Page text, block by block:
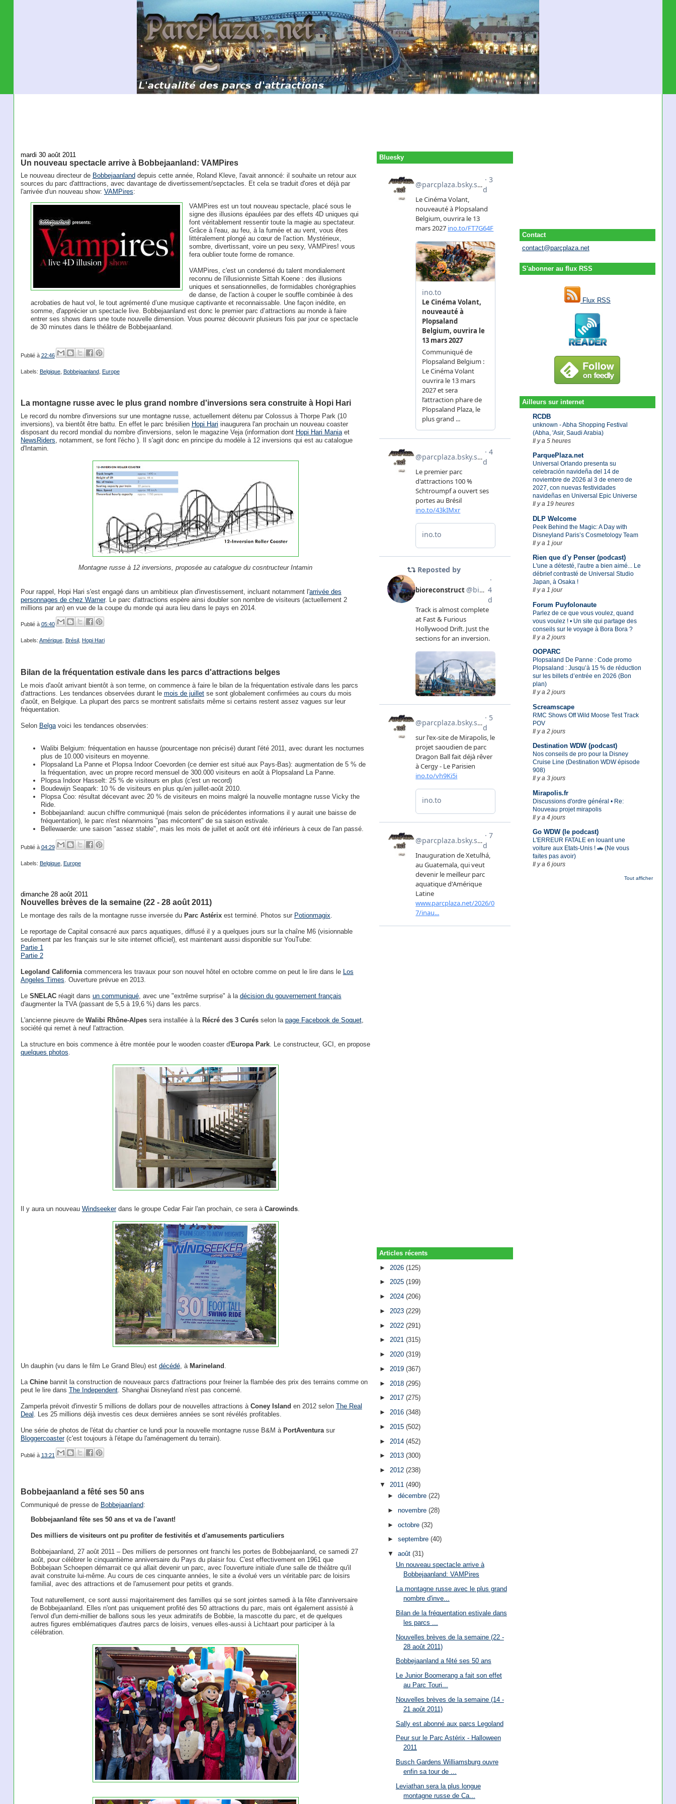
Contact
contact@parcplaza.net
S'abonner au flux RSS
Flux RSS
Ailleurs sur internet
RCDB
unknown - Abha Shopping Festival
(Abha, 'Asir, Saudi Arabia)
Il y a 5 heures
ParquePlaza.net
Universal Orlando presenta su
celebración navideña del 14 de
noviembre de 2026 al 3 de enero de
2027, con nuevas festividades
navideñas en Universal Epic Universe
Il y a 19 heures
DLP Welcome
Peek Behind the Magic: A Day with
Disneyland Paris’s Cosmetology Team
Il y a 1 jour
Rien que d'y Penser (podcast)
L'une a détesté, l'autre a bien aimé... Le
débrief contrasté de Universal Studio
Japan, à Osaka !
Il y a 1 jour
Forum Puyfolonaute
Parlez de ce que vous voulez, quand
vous voulez ! • Un site qui partage des
conseils sur le voyage à Bora Bora ?
Il y a 2 jours
OOPARC
Plopsaland De Panne : Code promo
Plopsaland : Jusqu’à 15 % de réduction
sur les billets d’entrée en 2026 (Bon
plan)
Il y a 2 jours
Screamscape
RMC Shows Off Wild Moose Test Track
POV
Il y a 2 jours
Destination WDW (podcast)
Nos conseils de pro pour la Disney
Cruise Line (Destination WDW épisode
908)
Il y a 3 jours
Mirapolis.fr
Discussions d'ordre général • Re:
Nouveau projet mirapolis
Il y a 4 jours
Go WDW (le podcast)
L'ERREUR FATALE en louant une
voiture aux Etats-Unis ! 🚗 (Ne vous
faites pas avoir)
Il y a 6 jours
Tout afficher
mardi 30 août 2011
Un nouveau spectacle arrive à Bobbejaanland: VAMPires
Le nouveau directeur de Bobbejaanland depuis cette année, Roland Kleve, l'avait annoncé: il souhaite un retour aux
sources du parc d'atttractions, avec davantage de divertissement/sepctacles. Et cela se traduit d'ores et déjà par
l'arrivée d'un nouveau show: VAMPires:
VAMPires est un tout nouveau spectacle, placé sous le
signe des illusions épaulées par des effets 4D uniques qui
font véritablement ressentir toute la magie au spectateur.
Grâce à l'eau, au feu, à la fumée et au vent, vous êtes
littéralement plongé au cœur de l'action. Mystérieux,
sombre, divertissant, voire un peu sexy, VAMPires! vous
fera oublier toute forme de romance.
VAMPires, c'est un condensé du talent mondialement
reconnu de l'illusionniste Sittah Koene : des illusions
uniques et sensationnelles, de formidables chorégraphies
de danse, de l'action à couper le souffle combinée à des
acrobaties de haut vol, le tout agrémenté d’une musique captivante et reconnaissable. Une façon inédite, en
somme, d'apprécier un spectacle live. Bobbejaanland est donc le premier parc d’attractions au monde à faire
entrer ses shows dans une toute nouvelle dimension. Vous pourrez découvrir plusieurs fois par jour ce spectacle
de 30 minutes dans le théâtre de Bobbejaanland.
Publié à 22:46
Labels: Belgique, Bobbejaanland, Europe
La montagne russe avec le plus grand nombre d'inversions sera construite à Hopi Hari
Le record du nombre d'inversions sur une montagne russe, actuellement détenu par Colossus à Thorpe Park (10
inversions), va bientôt être battu. En effet le parc brésilien Hopi Hari inaugurera l'an prochain un nouveau coaster
disposant du record mondial du nombre d'inversions, selon le magazine Veja (information dont Hopi Hari Maniaet
NewsRiders , notamment, se font l'écho ). Il s'agit donc en principe du modèle à 12 inversions qui est au catalogue
d'Intamin.
Montagne russe à 12 inversions, proposée au catalogue du cosntructeur Intamin
Pour rappel, Hopi Hari s'est engagé dans un ambitieux plan d'investissement, incluant notamment l'arrivée des
personnages de chez Warner. Le parc d'attractions espère ainsi doubler son nombre de visiteurs (actuellement 2
millions par an) en vue de la coupe du monde qui aura lieu dans le pays en 2014.
Publié à 05:40
Labels: Amérique, Brésil Hopi Hari
Bilan de la fréquentation estivale dans les parcs d'attractions belges
Le mois d'août arrivant bientôt à son terme, on commence à faire le bilan de la fréquentation estivale dans les parcs
d'attractions. Les tendances observées durant le mois de juilletse sont globalement confirmées au cours du mois
d'août, en Belgique. La plupart des parcs se montrent satisfaits même si certains restent assez vagues sur leur
fréquentation.
Selon Belgavoici les tendances observées:
Walibi Belgium: fréquentation en hausse (pourcentage non précisé) durant l'été 2011, avec durant les nocturnes
plus de 10.000 visiteurs en moyenne.
Plopsaland La Panne et Plopsa Indoor Coevorden (ce dernier est situé aux Pays-Bas): augmentation de 5 % de
la fréquentation, avec un propre record mensuel de 300.000 visiteurs en août à Plopsaland La Panne.
Plopsa Indoor Hasselt: 25 % de visiteurs en plus (c'est un record)
Boudewijn Seapark: 10 % de visiteurs en plus qu'en juillet-août 2010.
Plopsa Coo: résultat décevant avec 20 % de visiteurs en moins malgré la nouvelle montagne russe Vicky the
Ride.
Bobbejaanland: aucun chiffre communiqué (mais selon de précédentes informations il y aurait une baisse de
fréquentation), le parc n'est néanmoins "pas mécontent" de sa saison estivale.
Bellewaerde: une saison "assez stable", mais les mois de juillet et août ont été inférieurs à ceux de l'an passé.
Publié à 04:29
Labels: Belgique, Europe
dimanche 28 août 2011
Nouvelles brèves de la semaine (22 - 28 août 2011)
Le montage des rails de la montagne russe inversée du Parc Astérixest terminé. Photos sur Potionmagix
Le reportage de Capital consacré aux parcs aquatiques, diffusé il y a quelques jours sur la chaîne M6 (visionnable
seulement par les français sur le site internet officiel), est maintenant aussi disponible sur YouTube:
Partie 1
Partie 2
Legoland Californiacommencera les travaux pour son nouvel hôtel en octobre comme on peut le lire dans le Los
Angeles Times . Ouverture prévue en 2013.
Le SNELACréagit dans un communiqué, avec une "extrême surprise" à la décision du gouvernement français
d'augmenter la TVA (passant de 5,5 à 19,6 %) dans les parcs.
L'ancienne pieuvre de Walibi Rhône-Alpessera installée à la Récré des 3 Curésselon la page Facebook de Soquet,
société qui remet à neuf l'attraction.
La structure en bois commence à être montée pour le wooden coaster d'Europa Park. Le constructeur, GCI, en propose
quelques photos
Il y aura un nouveau Windseekerdans le groupe Cedar Fair l'an prochain, ce sera à Carowinds.
Un dauphin (vu dans le film Le Grand Bleu) est décédé, à Marineland .
La Chinebannit la construction de nouveaux parcs d'attractions pour freiner la flambée des prix des terrains comme on
peut le lire dans The Independent. Shanghai Disneyland n'est pas concerné.
Zamperla prévoit d'investir 5 millions de dollars pour de nouvelles attractions à Coney Island en 2012 selon The Real
Deal . Les 25 millions déjà investis ces deux dernières années se sont révélés profitables.
Une série de photos de l'état du chantier ce lundi pour la nouvelle montagne russe B&M à PortAventurasur
Bloggercoaster(c'est toujours à l'étape du l'aménagement du terrain).
Publié à 13:21
Bobbejaanland a fêté ses 50 ans
Communiqué de presse de Bobbejaanland:
Bobbejaanland fête ses 50 ans et va de l'avant!
Des milliers de visiteurs ont pu profiter de festivités et d'amusements particuliers
Bobbejaanland, 27 août 2011 – Des milliers de personnes ont franchi les portes de Bobbejaanland, ce samedi 27
août, pour célébrer le cinquantième anniversaire du Pays du plaisir fou. C'est effectivement en 1961 que
Bobbejaan Schoepen démarrait ce qui allait devenir un parc, avec l'ouverture initiale d'une salle de théâtre qu'il
avait construite lui-même. Au cours de ces cinquante années, le site a évolué vers un véritable parc de loisirs
familial, avec des attractions et de l'amusement pour petits et grands.
Tout naturellement, ce sont aussi majoritairement des familles qui se sont jointes samedi à la fête d'anniversaire
de Bobbejaanland. Elles n'ont pas uniquement profité des 50 attractions du parc, mais ont également assisté à
l'envol d'un demi-millier de ballons sous les yeux admiratifs de Bobbie, la mascotte du parc, et de quelques
autres figures emblématiques d'autres parcs de loisirs, venues elles-aussi à Lichtaart pour participer à la
célébration.
Bluesky
Articles récents
► 2026(125)
►2025(199)
►2024(206)
► 2023(229)
► 2022(291)
►2021(315)
►2020(319)
► 2019(367)
► 2018(295)
►2017(275)
►2016(348)
► 2015(502)
► 2014(452)
►2013(300)
►2012(238)
▼ 2011(490)
► décembre (22)
► novembre (28)
► octobre (32)
► septembre (40)
▼ août (31)
Un nouveau spectacle arrive à
Bobbejaanland: VAMPires
La montagne russe avec le plus grand
nombre d'inve...
Bilan de la fréquentation estivale dans
les parcs ...
Nouvelles brèves de la semaine (22 -
28 août 2011)
Bobbejaanland a fêté ses 50 ans
Le Junior Boomerang a fait son effet
au Parc Touri...
Nouvelles brèves de la semaine (14 -
21 août 2011)
Sally est abonné aux parcs Legoland
Peur sur le Parc Astérix - Halloween
2011
Busch Gardens Williamsburg ouvre
enfin sa tour de ...
Leviathan sera la plus longue
montagne russe de Ca...